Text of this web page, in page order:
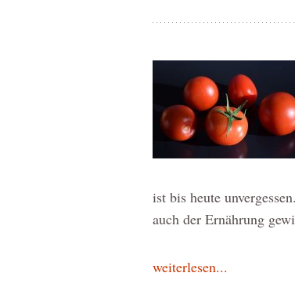
ist bis heute
auch der Ernährung
weiterlesen...